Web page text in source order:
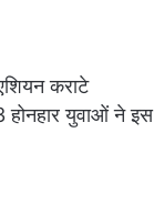
कराटे
होनहार युवाओं ने इस